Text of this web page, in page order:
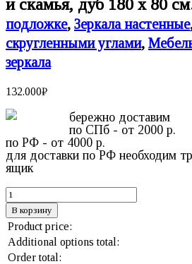
и скамья, дуб 180 х 80
подложке, Зеркала настенные
скругленными углами,
зеркала
132.000₽
бережно доставим
по СПб - от 2000 р.
по РФ - от 4000 р.
для доставки по РФ необходим
ящик
В корзину
Product price:
Additional options total:
Order total: